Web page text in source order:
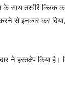
के साथ तस्वीरें क्लिक
से इनकार कर दिया,
ने हस्तक्षेप किया